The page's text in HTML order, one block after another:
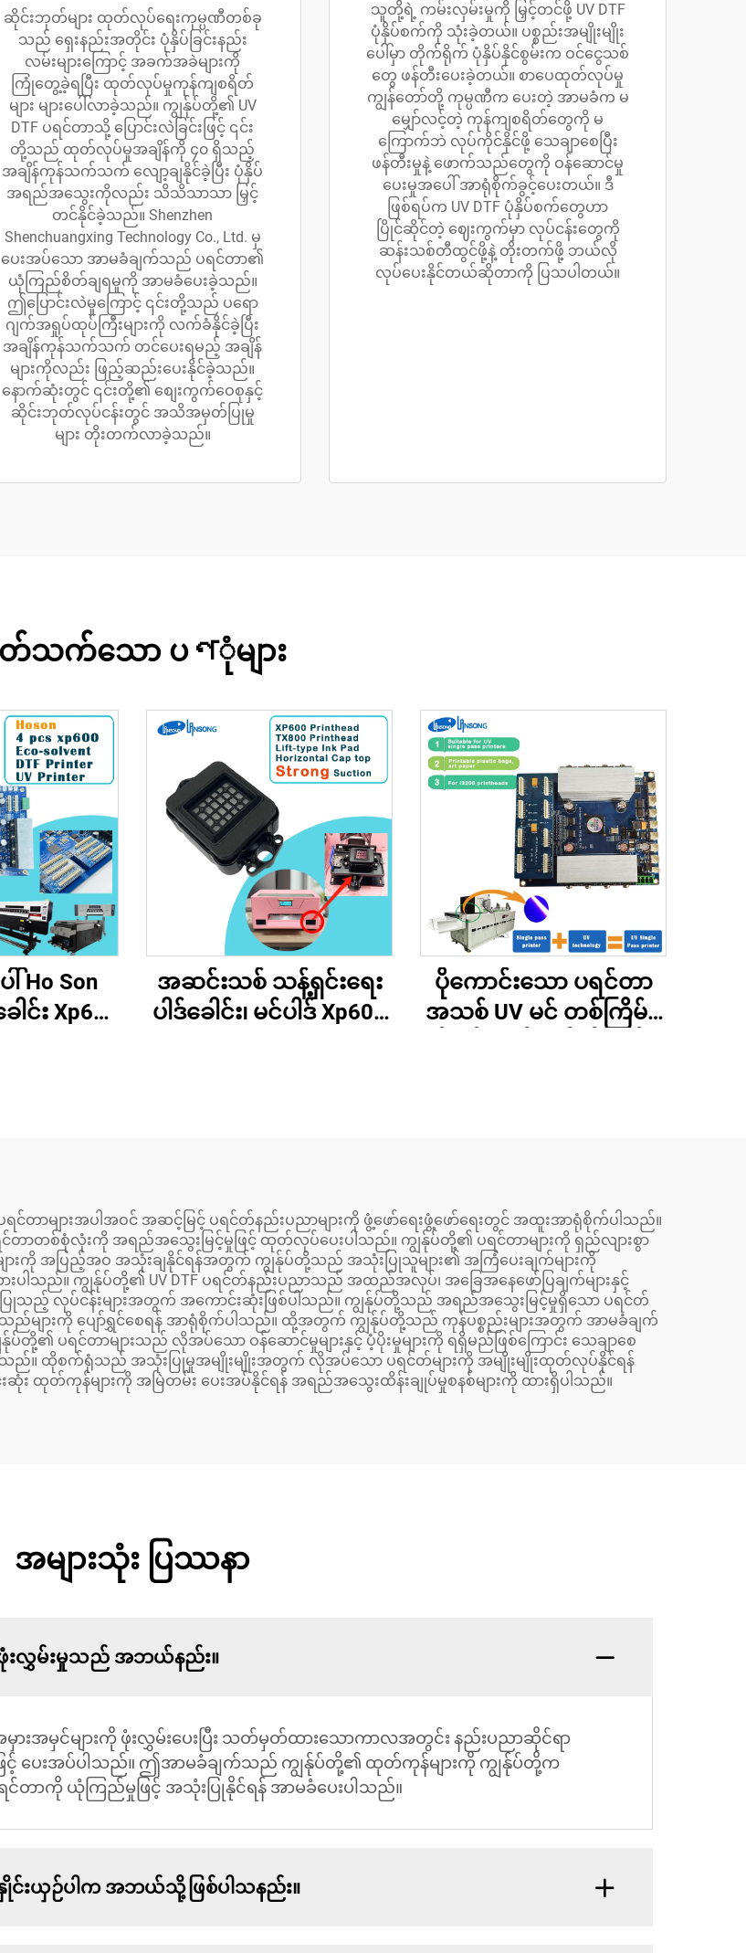
ဆိုင်းဘုတ်များ ထုတ်လုပ်ရေးကုမ္ပဏီတစ်ခု
သည် ရှေးနည်းအတိုင်း ပုံနှိပ်ခြင်းနည်း
လမ်းများကြောင့် အခက်အခဲများကို
ကြုံတွေ့ခဲ့ရပြီး ထုတ်လုပ်မှုကုန်ကျစရိတ်
များ များပေါ်လာခဲ့သည်။ ကျွန်ုပ်တို့၏ UV
DTF ပရင်တာသို့ ပြောင်းလဲခြင်းဖြင့် ၎င်း
တို့သည် ထုတ်လုပ်မှုအချိန်ကို ၄၀ ရှိသည့်
အချိန်ကုန်သက်သက် လျော့ချနိုင်ခဲ့ပြီး ပုံနှိပ်
အရည်အသွေးကိုလည်း သိသိသာသာ မြှင့်
တင်နိုင်ခဲ့သည်။ Shenzhen
Shenchuangxing Technology Co., Ltd. မှ
ပေးအပ်သော အာမခံချက်သည် ပရင်တာ၏
ယုံကြည်စိတ်ချရမှုကို အာမခံပေးခဲ့သည်။
ဤပြောင်းလဲမှုကြောင့် ၎င်းတို့သည် ပရော
ဂျက်အရှုပ်ထုပ်ကြီးများကို လက်ခံနိုင်ခဲ့ပြီး
အချိန်ကုန်သက်သက် တင်ပေးရမည့် အချိန်
များကိုလည်း ဖြည့်ဆည်းပေးနိုင်ခဲ့သည်။
နောက်ဆုံးတွင် ၎င်းတို့၏ စျေးကွက်ဝေစုနှင့်
ဆိုင်းဘုတ်လုပ်ငန်းတွင် အသိအမှတ်ပြုမှု
များ တိုးတက်လာခဲ့သည်။
သူတို့ရဲ့ ကမ်းလှမ်းမှုကို မြှင့်တင်ဖို့ UV DTF
ပုံနှိပ်စက်ကို သုံးခဲ့တယ်။ ပစ္စည်းအမျိုးမျိုး
ပေါ်မှာ တိုက်ရိုက် ပုံနှိပ်နိုင်စွမ်းက ဝင်ငွေသစ်
တွေ ဖန်တီးပေးခဲ့တယ်။ စာပေထုတ်လုပ်မှု
ကျွန်တော်တို့ ကုမ္ပဏီက ပေးတဲ့ အာမခံက မ
မျှော်လင့်တဲ့ ကုန်ကျစရိတ်တွေကို မ
ကြောက်ဘဲ လုပ်ကိုင်နိုင်ဖို့ သေချာစေပြီး
ဖန်တီးမှုနဲ့ ဖောက်သည်တွေကို ဝန်ဆောင်မှု
ပေးမှုအပေါ် အာရုံစိုက်ခွင့်ပေးတယ်။ ဒီ
ဖြစ်ရပ်က UV DTF ပုံနှိပ်စက်တွေဟာ
ပြိုင်ဆိုင်တဲ့ ဈေးကွက်မှာ လုပ်ငန်းတွေကို
ဆန်းသစ်တီထွင်ဖို့နဲ့ တိုးတက်ဖို့ ဘယ်လို
လုပ်ပေးနိုင်တယ်ဆိုတာကို ပြသပါတယ်။
သက်သော ပণုံများ
Ho Son
း Xp600
အဆင်းသစ် သန့်ရှင်းရေး
ပါဒ်ခေါင်း၊ မင်ပါဒ် Xp600
ပိုကောင်းသော ပရင်တာ
အသစ် UV မင် တစ်ကြိမ်ပဲ
င်တာများအပါအဝင် အဆင့်မြင့် ပရင်တ်နည်းပညာများကို ဖွံ့ဖော်ရေးဖွံ့ဖော်ရေးတွင် အထူးအာရုံစိုက်ပါသည်။
တစ်စုံလုံးကို အရည်အသွေးမြင့်မှုဖြင့် ထုတ်လုပ်ပေးပါသည်။ ကျွန်ုပ်တို့၏ ပရင်တာများကို ရှည်လျားစွာ
ျားကို အပြည့်အဝ အသုံးချနိုင်ရန်အတွက် ကျွန်ုပ်တို့သည် အသုံးပြုသူများ၏ အကြံပေးချက်များကို
ပါသည်။ ကျွန်ုပ်တို့၏ UV DTF ပရင်တ်နည်းပညာသည် အထည်အလုပ်၊ အခြေအနေဖော်ပြချက်များနှင့်
သည့် လုပ်ငန်းများအတွက် အကောင်းဆုံးဖြစ်ပါသည်။ ကျွန်ုပ်တို့သည် အရည်အသွေးမြင့်မှုရှိသော ပရင်တ်
ည်များကို ပျော်ရွှင်စေရန် အာရုံစိုက်ပါသည်။ ထို့အတွက် ကျွန်ုပ်တို့သည် ကုန်ပစ္စည်းများအတွက် အာမခံချက်
ပရင်တာများသည် လိုအပ်သော ဝန်ဆောင်မှုများနှင့် ပံ့ပိုးမှုများကို ရရှိမည်ဖြစ်ကြောင်း သေချာစေ
ည်။ ထိုစက်ရုံသည် အသုံးပြုမှုအမျိုးမျိုးအတွက် လိုအပ်သော ပရင်တ်များကို အမျိုးမျိုးထုတ်လုပ်နိုင်ရန်
ထုတ်ကုန်များကို အမြဲတမ်း ပေးအပ်နိုင်ရန် အရည်အသွေးထိန်းချုပ်မှုစနစ်များကို ထားရှိပါသည်။
အများသုံး ပြဿနာ
ဖုံးလွှမ်းမှုသည် အဘယ်နည်း။
းအမှင်များကို ဖုံးလွှမ်းပေးပြီး သတ်မှတ်ထားသောကာလအတွင်း နည်းပညာဆိုင်ရာ
ပေးအပ်ပါသည်။ ဤအာမခံချက်သည် ကျွန်ုပ်တို့၏ ထုတ်ကုန်များကို ကျွန်ုပ်တို့က
တာကို ယုံကြည်မှုဖြင့် အသုံးပြုနိုင်ရန် အာမခံပေးပါသည်။
င့် နှိုင်းယှဉ်ပါက အဘယ်သို့ဖြစ်ပါသနည်း။